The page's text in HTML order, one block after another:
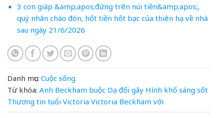
3 con giáp &amp;apos;đứng trên núi tiền&amp;apos;,
quý nhân chào đón, hốt tiền hốt bạc của thiên hạ về nhà
sau ngày 21/6/2026
Danh mục: Cuộc sống
Từ khóa: Anh Beckham buộc Dạ đổi gây Hình khổ sáng sốt
Thương tin tuổi Victoria Victoria Beckham với